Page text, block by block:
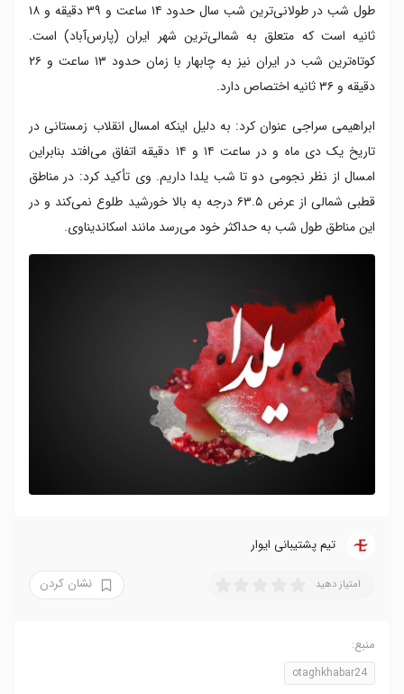
طول شب در طولانی‌ترین شب سال حدود ۱۴ ساعت و ۳۹ دقیقه و ۱۸
ثانیه است که متعلق به شمالی‌ترین شهر ایران (پارس‌آباد) است.
کوتاه‌ترین شب در ایران نیز به چابهار با زمان حدود ۱۳ ساعت و ۲۶
دقیقه و ۳۶ ثانیه اختصاص دارد.
ابراهیمی سراجی عنوان کرد: به دلیل اینکه امسال انقلاب زمستانی در
تاریخ یک دی ماه و در ساعت ۱۴ و ۱۴ دقیقه اتفاق می‌افتد بنابراین
امسال از نظر نجومی دو تا شب یلدا داریم. وی تأکید کرد: در مناطق
قطبی شمالی از عرض ۶۳.۵ درجه به بالا خورشید طلوع نمی‌کند و در
این مناطق طول شب به حداکثر خود می‌رسد مانند اسکاندیناوی.
تیم پشتیبانی ایوار
امتیاز دهید نشان کردن
منبع:
otaghkhabar24